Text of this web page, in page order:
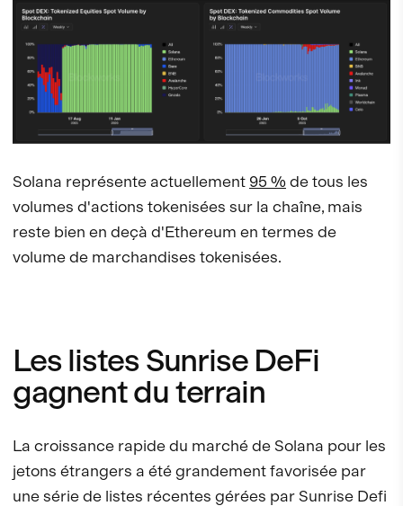
Solana représente actuellement 95 %de tous les
volumes d'actions tokenisées sur la chaîne, mais
reste bien en deçà d'Ethereum en termes de
volume de marchandises tokenisées.
Les listes Sunrise DeFi
gagnent du terrain
La croissance rapide du marché de Solana pour les
jetons étrangers a été grandement favorisée par
une série de listes récentes gérées par Sunrise Defi